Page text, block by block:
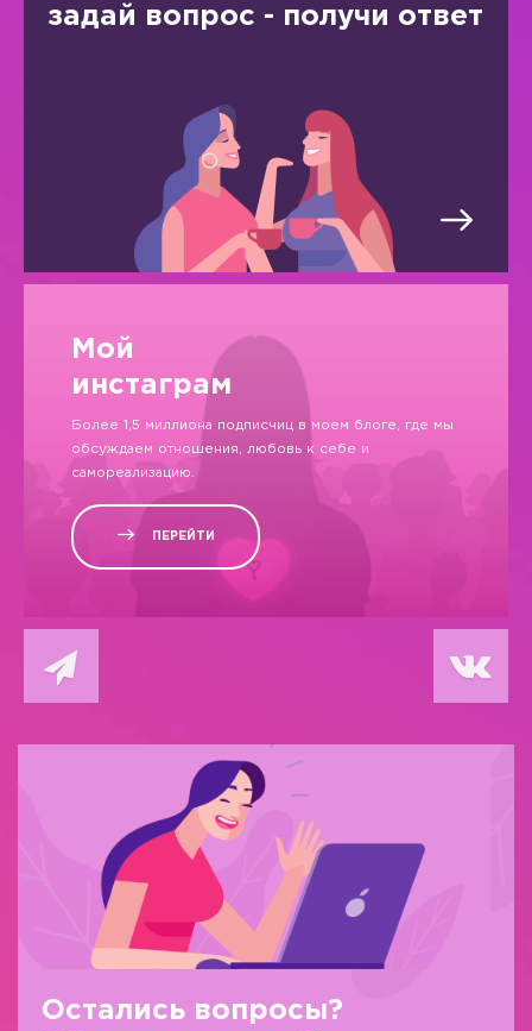
задай вопрос - получи ответ
Мой
инстаграм
Более 1,5 миллиона подписчиц в моем блоге, где мы
обсуждаем отношения, любовь к себе и
самореализацию.
ПЕРЕЙТИ
Остались вопросы?